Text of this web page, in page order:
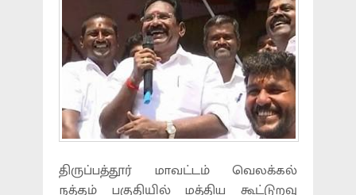
திருப்பத்தூர் மாவட்டம் வெலக்கல்